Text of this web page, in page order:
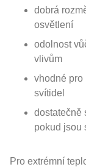
dobrá
osvětlení
odolnost
vlivům
vhodné pro
svítidel
dostatečně
pokud jsou
Pro extrémní